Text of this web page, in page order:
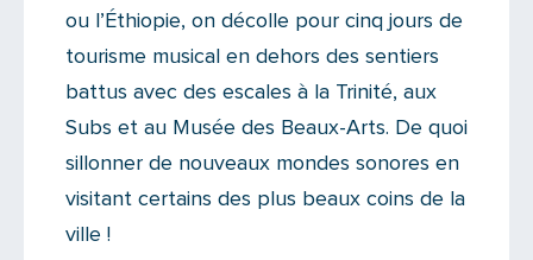
ou l’Éthiopie, on décolle pour cinq jours de
tourisme musical en dehors des sentiers
battus avec des escales à la Trinité, aux
Subs et au Musée des Beaux-Arts. De quoi
sillonner de nouveaux mondes sonores en
visitant certains des plus beaux coins de la
ville !